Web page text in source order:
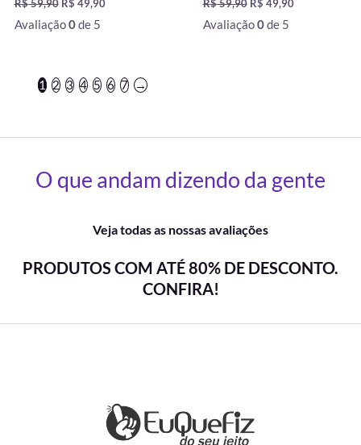
R$59,90 R$ 49,90
Avaliação0de 5
R$59,90 R$ 49,90
Avaliação0de 5
1 2 3 4 5 6 7 →
O que andam dizendo da gente
Veja todas as nossas avaliações
PRODUTOS COM ATÉ 80% DE DESCONTO.
CONFIRA!